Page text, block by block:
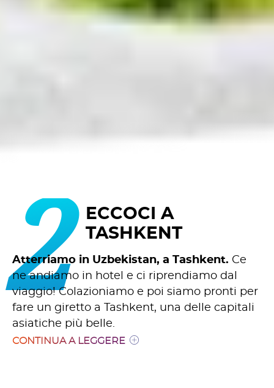
2
ECCOCI A
TASHKENT
Atterriamo in Uzbekistan, a Tashkent. Ce
ne andiamo in hotel e ci riprendiamo dal
viaggio! Colazioniamo e poi siamo pronti per
fare un giretto a Tashkent, una delle capitali
asiatiche più belle.
CONTINUA A LEGGERE